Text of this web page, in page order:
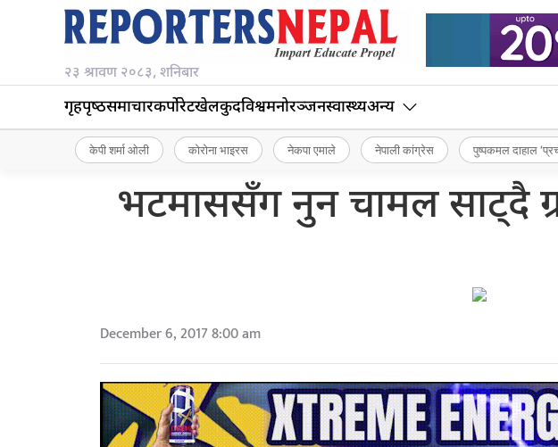
२३ श्रावण २०८३, शनिबार
गृहपृष्‍ठसमाचारकर्पोरेटखेलकुदविश्वमनोरञ्जनस्वास्थ्यअन्य
केपी शर्मा ओली कोरोना भाइरस नेकपा एमाले नेपाली कांग्रेस पुष्पकमल दाहाल
भटमाससँग नुन चामल साट्दै
December 6, 2017 8:00 am